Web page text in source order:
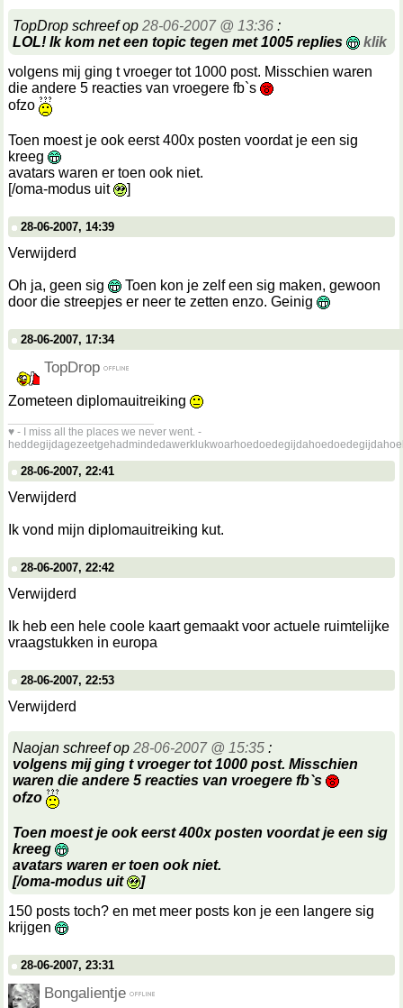
TopDrop schreef op 28-06-2007 @ 13:36 :
LOL! Ik kom net een topic tegen met 1005 replies
klik
volgens mij ging t vroeger tot 1000 post. Misschien waren
die andere 5 reacties van vroegere fb`s
ofzo
Toen moest je ook eerst 400x posten voordat je een sig
kreeg
avatars waren er toen ook niet.
[/oma-modus uit
]
28-06-2007, 14:39
Verwijderd
Oh ja, geen sig
Toen kon je zelf een sig maken, gewoon
door die streepjes er neer te zetten enzo. Geinig
28-06-2007, 17:34
TopDrop
Zometeen diplomauitreiking
♥ - I miss all the places we never went. -
28-06-2007, 22:41
Verwijderd
Ik vond mijn diplomauitreiking kut.
28-06-2007, 22:42
Verwijderd
Ik heb een hele coole kaart gemaakt voor actuele ruimtelijke
vraagstukken in europa
28-06-2007, 22:53
Verwijderd
Naojan schreef op 28-06-2007 @ 15:35 :
volgens mij ging t vroeger tot 1000 post. Misschien
waren die andere 5 reacties van vroegere fb`s
ofzo
Toen moest je ook eerst 400x posten voordat je een sig
kreeg
avatars waren er toen ook niet.
[/oma-modus uit
]
150 posts toch? en met meer posts kon je een langere sig
krijgen
28-06-2007, 23:31
Bongalientje